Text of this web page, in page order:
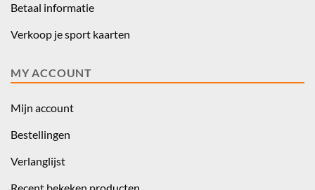
Betaal informatie
Verkoop je sport kaarten
MY ACCOUNT
Mijn account
Bestellingen
Verlanglijst